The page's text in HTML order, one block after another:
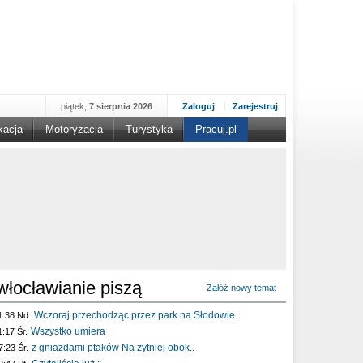
Zaloguj Zarejestruj
piątek, 7 sierpnia 2026
Motoryzacja Turystyka Pracuj.pl
piszą Załóż nowy temat
Nd. Wczoraj przechodząc przez park na Słodowie..
Śr. Wszystko umiera
Śr. z gniazdami ptaków Na żytniej obok..